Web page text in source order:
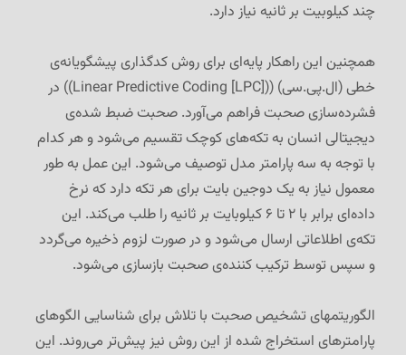
چند کیلوبیت بر ثانیه نیاز دارد.
همچنین این راهکار پایه‌ای برای روش کدگذاری پیشگویانه‌ی
خطی (ال.پی.سی) ((Linear Predictive Coding [LPC])) در
فشرده‌سازی صحبت فراهم می‌آورد. صحبت ضبط شده‌ی
دیجیتالی انسان به تکه‌های کوچک تقسیم می‌شود و هر کدام
با توجه به سه پارامتر مدل توصیف می‌شود. این عمل به طور
معمول نیاز به یک دوجین بایت برای هر تکه دارد که نرخ
داده‌ای برابر با ۲ تا ۶ کیلوبایت بر ثانیه را طلب می‌کند. این
تکه‌ی اطلاعاتی ارسال می‌شود و در صورت لزوم ذخیره می‌گردد
و سپس توسط ترکیب کننده‌ی صحبت بازسازی می‌شود.
الگوریتمهای تشخیص صحبت با تلاش برای شناسایی الگوهای
پارامترهای استخراج شده از این روش نیز پیش‌تر می‌روند. این